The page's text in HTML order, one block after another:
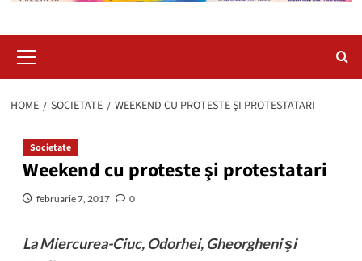
Menu
HOME SOCIETATE WEEKEND CU PROTESTE ŞI PROTESTATARI
Societate
Weekend cu proteste şi protestatari
februarie 7, 2017 0
La Miercurea-Ciuc, Odorhei, Gheorgheni şi